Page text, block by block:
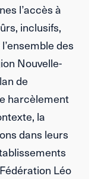
l’accès à
inclusifs,
des
Nouvelle-
de
harcèlement
la
dans leurs
Léo